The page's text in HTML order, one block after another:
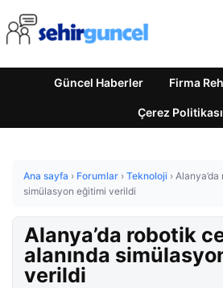
Güncel Haberler Firma
Çerez Politikası
Ana sayfa › Forumlar › Teknoloji ›
simülasyon eğitimi verildi
Alanya’da robotik
alanında
verildi